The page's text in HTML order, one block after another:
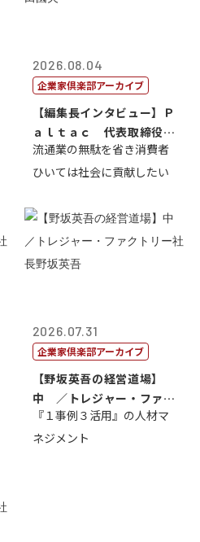
2026.08.04
企業家倶楽部アーカイブ
【編集長インタビュー】Ｐ
ａｌｔａｃ 代表取締役会
長三木田國夫
流通業の無駄を省き消費者
ひいては社会に貢献したい
2026.07.31
企業家倶楽部アーカイブ
【野坂英吾の経営道場】
中 ／トレジャー・ファク
トリー社長野坂...
『１事例３活用』の人材マ
ネジメント